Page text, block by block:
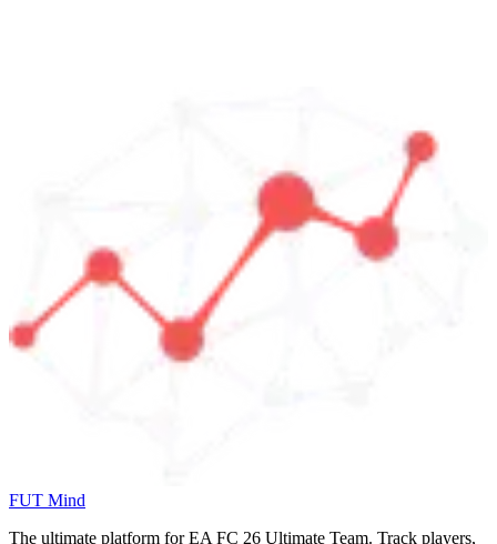
FUT Mind
The ultimate platform for EA FC 26 Ultimate Team. Track players,